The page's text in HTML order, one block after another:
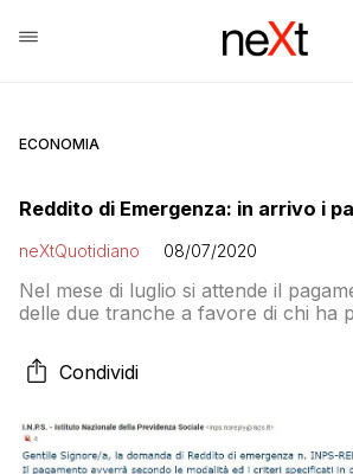
ECONOMIA
Reddito di Emergenza: in arrivo i
neXtQuotidiano 08/07/2020
Nel mese di luglio si attende il
delle due tranche a favore di chi ha
Condividi